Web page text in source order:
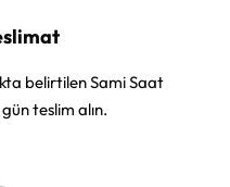
belirtilen Sami Saat
teslim alın.